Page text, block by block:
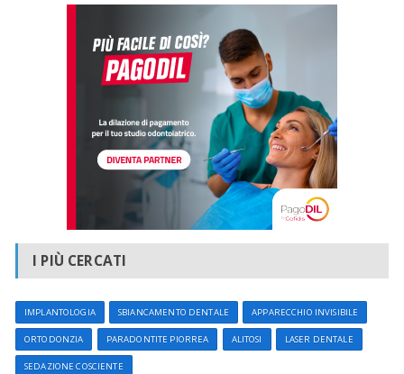
I PIÙ CERCATI
IMPLANTOLOGIA SBIANCAMENTO DENTALE APPARECCHIO INVISIBILE
ORTODONZIA PARADONTITE PIORREA ALITOSI LASER DENTALE
SEDAZIONE COSCIENTE